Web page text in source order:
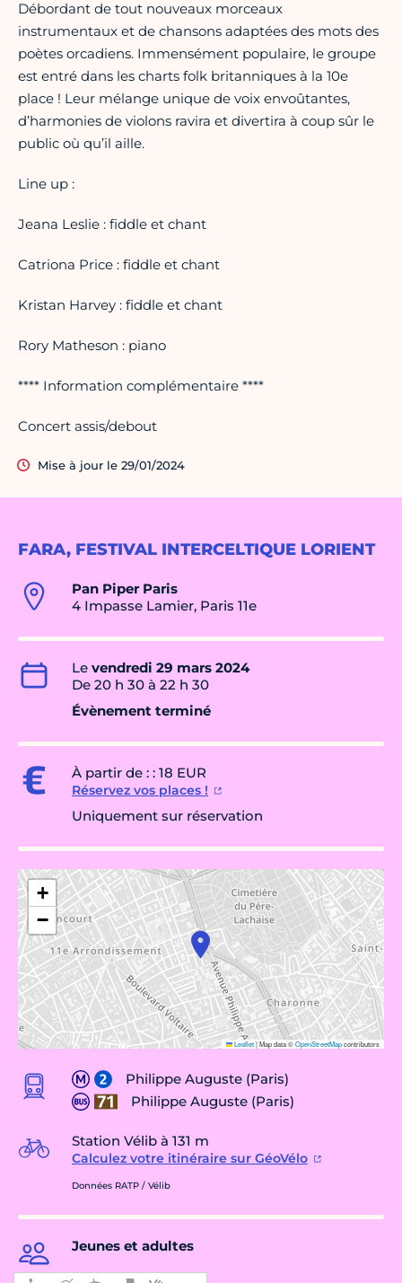
FARA, FESTIVAL INTERCELTIQUE LORIENT
Pan Piper Paris
4 Impasse Lamier, Paris 11e
Le vendredi 29 mars 2024
De 20 h 30 à 22 h 30
Évènement terminé
À partir de : : 18 EUR
Réservez vos places !
Uniquement sur réservation
+
−
Leaflet|Map data ©OpenStreetMapcontributors
Philippe Auguste (Paris)
Philippe Auguste (Paris)
Station Vélib à 131 m
Calculez votre itinéraire sur GéoVélo
Données RATP / Vélib
Jeunes et adultes
Débordant de tout nouveaux morceaux
instrumentaux et de chansons adaptées des mots des
poètes orcadiens. Immensément populaire, le groupe
est entré dans les charts folk britanniques à la 10e
place ! Leur mélange unique de voix envoûtantes,
d’harmonies de violons ravira et divertira à coup sûr le
public où qu’il aille.
Line up :
Jeana Leslie : fiddle et chant
Catriona Price : fiddle et chant
Kristan Harvey : fiddle et chant
Rory Matheson : piano
**** Information complémentaire ****
Concert assis/debout
Mise à jour le 29/01/2024